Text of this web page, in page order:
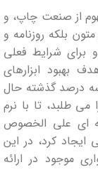
از صنعت چاپ، و
بلکه روزنامه و
برای شرایط فعلی
بهبود ابزارهای
درصد گذشته حال
طلبد، تا با نرم
ای علی الخصوص
کرد، در این
موجود در ارائه